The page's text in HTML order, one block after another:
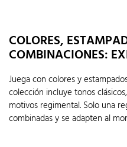
COLORES,
COMBINACIONES:
Juega con colores y
colección incluye tonos
motivos regimental. Solo una
combinadas y se adapten al